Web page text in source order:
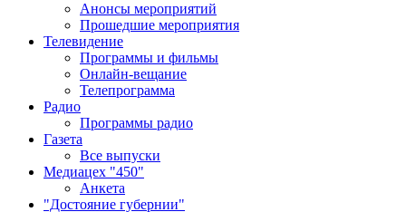
Анонсы мероприятий
Прошедшие мероприятия
Телевидение
Программы и фильмы
Онлайн-вещание
Телепрограмма
Радио
Программы радио
Газета
Все выпуски
Медиацех "450"
Анкета
"Достояние губернии"